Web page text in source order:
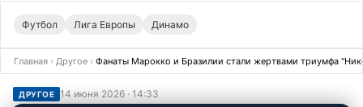
Футбол Лига Европы Динамо
Главная › Другое › Фанаты Марокко и Бразилии стали жертвами триумфа
ДРУГОЕ 14 июня 2026 · 14:33